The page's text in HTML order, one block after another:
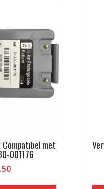
Compatibel met
001176